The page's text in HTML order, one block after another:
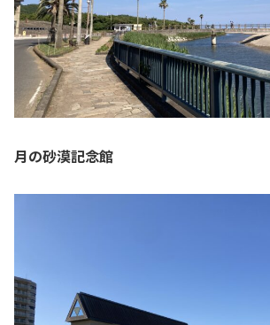
月の砂漠記念館